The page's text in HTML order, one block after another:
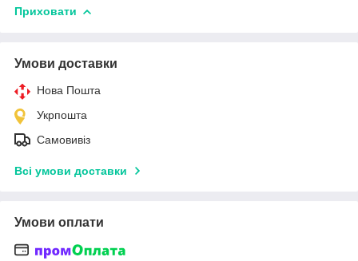
Приховати
Умови доставки
Нова Пошта
Укрпошта
Самовивіз
Всі умови доставки
Умови оплати